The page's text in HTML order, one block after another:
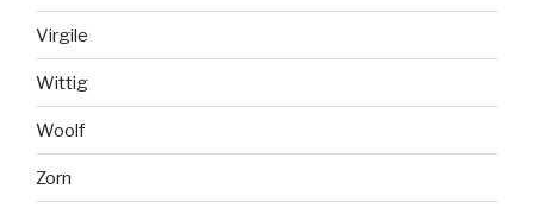
Virgile
Wittig
Woolf
Zorn